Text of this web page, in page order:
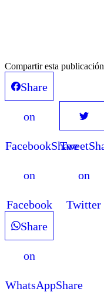
Compartir esta publicación
Share
on
FacebookShare
on
Facebook
Tweet
on
Twitter
Share
on
WhatsAppShare